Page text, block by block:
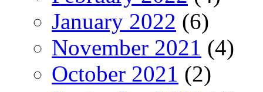
January 2022 (6)
November 2021 (4)
October 2021 (2)